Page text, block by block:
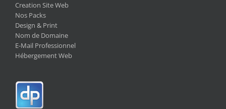
Creation Site Web
Nos Packs
Design & Print
Nom de Domaine
E-Mail Professionnel
Hébergement Web